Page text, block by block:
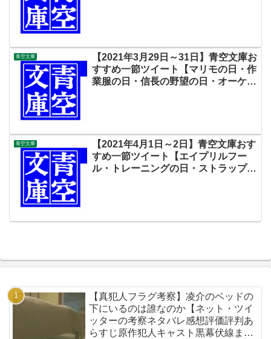
青空文庫
【2021年3月29日～31日】青空文庫お
すすめ一節ツイート【マリモの日・作
業服の日・信長の野望の日・オーケス
青空文庫
【2021年4月1日～2日】青空文庫おす
すめ一節ツイート【エイプリルフー
ル・トレーニングの日・ストラップの
【真犯人フラグ考察】凌介のベッドの
下にいるのは誰なのか【ネット・ツイ
ッターの考察ネタバレ感想評価評判あ
らすじ原作犯人キャスト黒幕伏線まと